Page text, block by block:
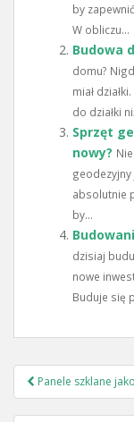
by
W obliczu...
Budowa
domu?
miał
do działki
Sprzęt
nowy?
absolutnie
by...
dzisiaj
nowe
Buduje się
Nawigacja
wpisu
Panele szklane